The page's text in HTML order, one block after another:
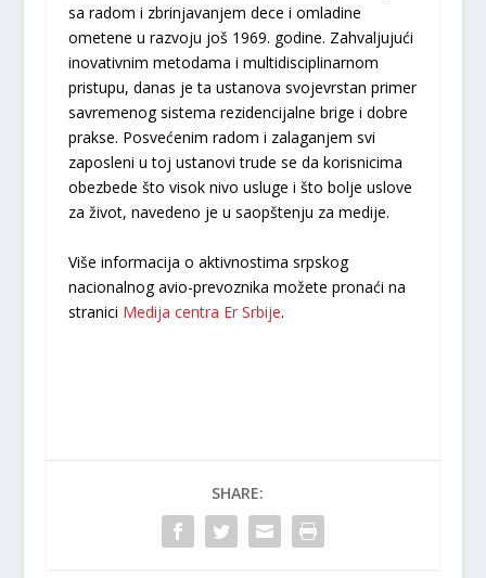
sa radom i zbrinjavanjem dece i omladine
ometene u razvoju još 1969. godine. Zahvaljujući
inovativnim metodama i multidisciplinarnom
pristupu, danas je ta ustanova svojevrstan primer
savremenog sistema rezidencijalne brige i dobre
prakse. Posvećenim radom i zalaganjem svi
zaposleni u toj ustanovi trude se da korisnicima
obezbede što visok nivo usluge i što bolje uslove
za život, navedeno je u saopštenju za medije.
Više informacija o aktivnostima srpskog
nacionalnog avio-prevoznika možete pronaći na
stranici Medija centra Er Srbije.
SHARE: